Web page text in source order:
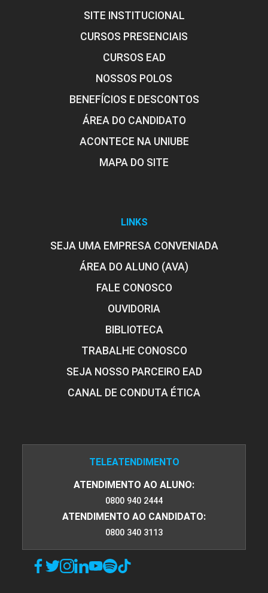
SITE INSTITUCIONAL
CURSOS PRESENCIAIS
CURSOS EAD
NOSSOS POLOS
BENEFÍCIOS E DESCONTOS
ÁREA DO CANDIDATO
ACONTECE NA UNIUBE
MAPA DO SITE
LINKS
SEJA UMA EMPRESA CONVENIADA
ÁREA DO ALUNO (AVA)
FALE CONOSCO
OUVIDORIA
BIBLIOTECA
TRABALHE CONOSCO
SEJA NOSSO PARCEIRO EAD
CANAL DE CONDUTA ÉTICA
TELEATENDIMENTO
ATENDIMENTO AO ALUNO:
0800 940 2444
ATENDIMENTO AO CANDIDATO:
0800 340 3113